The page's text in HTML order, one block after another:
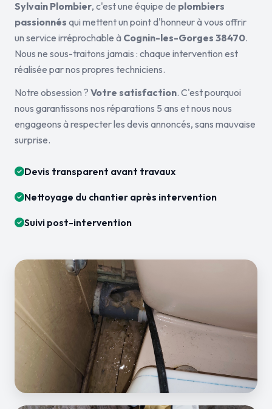
Sylvain Plombier, c'est une équipe de plombiers
passionnés qui mettent un point d'honneur à vous offrir
un service irréprochable à Cognin-les-Gorges 38470.
Nous ne sous-traitons jamais : chaque intervention est
réalisée par nos propres techniciens.
Notre obsession ? Votre satisfaction. C'est pourquoi
nous garantissons nos réparations 5 ans et nous nous
engageons à respecter les devis annoncés, sans mauvaise
surprise.
Devis transparent avant travaux
Nettoyage du chantier après intervention
Suivi post-intervention